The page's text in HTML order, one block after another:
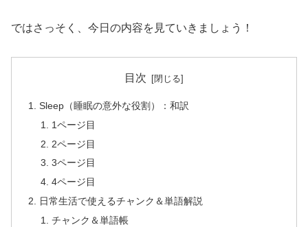
ではさっそく、今日の内容を見ていきましょう！
目次
Sleep（睡眠の意外な役割）：和訳
1ページ目
2ページ目
3ページ目
4ページ目
日常生活で使えるチャンク＆単語解説
チャンク＆単語帳